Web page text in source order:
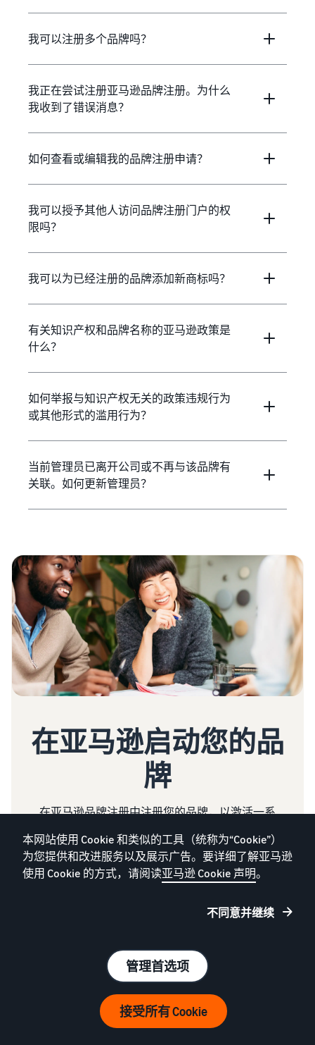
我可以注册多个品牌吗？
我正在尝试注册亚马逊品牌注册。为什么
我收到了错误消息？
如何查看或编辑我的品牌注册申请？
我可以授予其他人访问品牌注册门户的权
限吗？
我可以为已经注册的品牌添加新商标吗？
有关知识产权和品牌名称的亚马逊政策是
什么？
如何举报与知识产权无关的政策违规行为
或其他形式的滥用行为？
当前管理员已离开公司或不再与该品牌有
关联。如何更新管理员？
在亚马逊启动您的品
牌
在亚马逊品牌注册中注册您的品牌，以激活一系
注册您的品牌
2 亚马逊内部数据，2024 年 8 月。
3 2024 年亚马逊品牌保护报告
本网站使用 Cookie 和类似的工具（统称为“Cookie”）
为您提供和改进服务以及展示广告。要详细了解亚马逊
使用 Cookie 的方式，请阅读亚马逊 Cookie 声明。
不同意并继续
管理首选项
接受所有 Cookie